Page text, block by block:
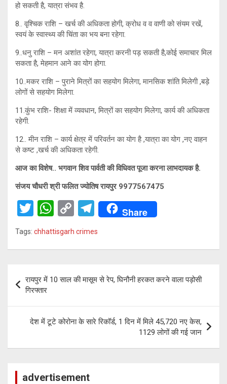
हो सकती है, यात्रा संभव है.
8.. वृश्चिक राशि – खर्च की अधिकता होगी, क्रोध व व वाणी को संयम रखें,
स्वयं के स्वास्थ्य की चिंता का भय बना रहेगा.
9..धनु राशि – मन अशांत रहेगा, यात्रा करनी पड़ सकती है,कोई समाचार मिल
सकता है, मेहमान आने का योग होगा.
10..मकर राशि – पुराने मित्रों का सहयोग मिलेगा, मानसिक शांति मिलेगी ,बड़े
लोगों से सहयोग मिलेगा.
11.कुंभ राशि- शिक्षा में व्यवधान, मित्रों का सहयोग मिलेगा, कार्य की अधिकता
रहेगी.
12.. मीन राशि – कार्य क्षेत्र में परिवर्तन का योग है ,यात्रा का योग ,नए वाहन
से कष्ट ,खर्च की अधिकता रहेगी.
आज का विशेष.. भगवान शिव पार्वती की विधिवत पूजा करना लाभदायक है.
संजय चौधरी श्री फलित ज्योतिष रायपुर 9977567475
T
wi
tt
W
h
at
A
p
C
py
n
T
e
a
Share
Tags: chhattisgarh crimes
navigation
रायपुर में 10 साल की मासूम से रेप, घिनौनी हरकत करने वाला पड़ोसी
गिरफ्तार
देश में टूटे कोरोना के सारे रिकॉर्ड, 1 दिन में मिले 45,720 नए केस,
1129 लोगों की गई जान
advertisement